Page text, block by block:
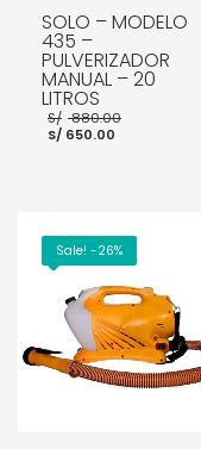
SOLO – MODELO
435 –
PULVERIZADOR
MANUAL – 20
LITROS
S/ 880.00
S/ 650.00
AÑADIR AL CARRITO
Sale! -26%